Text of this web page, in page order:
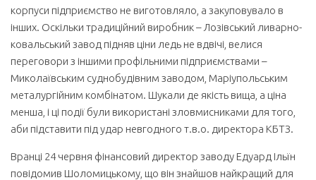
корпуси підприємство не виготовляло, а закуповувало в
інших. Оскільки традиційний виробник – Лозівський ливарно-
ковальський завод підняв ціни ледь не вдвічі, велися
переговори з іншими профільними підприємствами –
Миколаївським суднобудівним заводом, Маріупольським
металургійним комбінатом. Шукали де якість вища, а ціна
менша, і ці події були використані зловмисниками для того,
аби підставити під удар невгодного т.в.о. директора КБТЗ.
Вранці 24 червня фінансовий директор заводу Едуард Ільїн
повідомив Шоломицькому, що він знайшов найкращий для